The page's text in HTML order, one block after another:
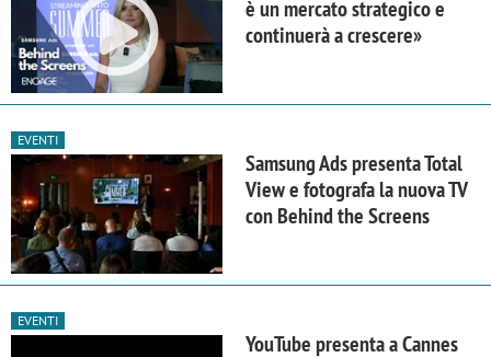
è un mercato strategico e
continuerà a crescere»
EVENTI
Samsung Ads presenta Total
View e fotografa la nuova TV
con Behind the Screens
EVENTI
YouTube presenta a Cannes